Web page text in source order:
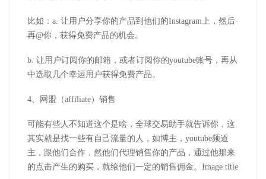
比如：a. 让用户分享你的产品到他们的Instagram上，然后
再@你，获得免费产品的机会。
b. 让用户订阅你的邮箱，或者订阅你的youtube账号，再从
中选取几个幸运用户获得免费产品。
4、网盟（affiliate）销售
可能有些人不知道这个是啥，全球交易助手就告诉你，这
其实就是找一些有自己流量的人，如博主，youtube频道
主，跟他们合作，然他们代理销售你的产品，通过他那来
的点击产生的购买，就给他们一定的销售佣金。Image title